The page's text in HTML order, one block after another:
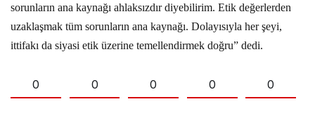
sorunların ana kaynağı ahlaksızdır diyebilirim. Etik değerlerden
uzaklaşmak tüm sorunların ana kaynağı. Dolayısıyla her şeyi,
ittifakı da siyasi etik üzerine temellendirmek doğru” dedi.
0 0 0 0 0